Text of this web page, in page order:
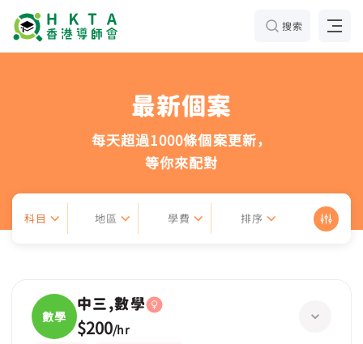
搜索
最新個案
每天超過1000條個案更新，
等你來配對
科目 地區 學費 排序
數學
中三,數學
$200/hr